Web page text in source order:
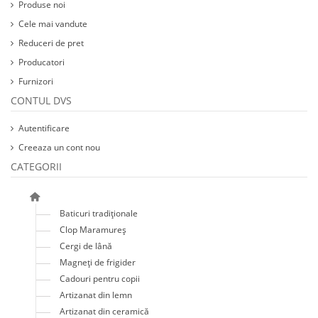
Produse noi
Cele mai vandute
Reduceri de pret
Producatori
Furnizori
CONTUL DVS
Autentificare
Creeaza un cont nou
CATEGORII
Baticuri tradiționale
Clop Maramureș
Cergi de lână
Magneți de frigider
Cadouri pentru copii
Artizanat din lemn
Artizanat din ceramică